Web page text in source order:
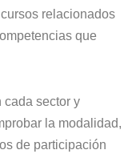
relacionados
que
cada sector y
la modalidad,
de participación